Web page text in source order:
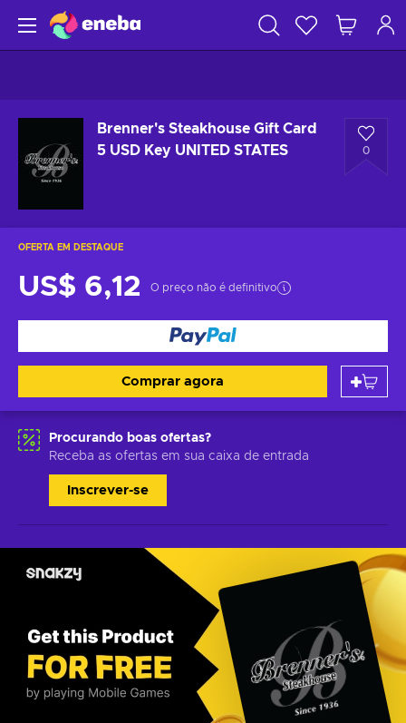
Brenner's Steakhouse Gift Card
5 USD Key UNITED STATES
0
OFERTA EM DESTAQUE
US$ 6,12 O preço não é definitivo
Comprar agora
Procurando boas ofertas?
Receba as ofertas em sua caixa de entrada
Inscrever-se